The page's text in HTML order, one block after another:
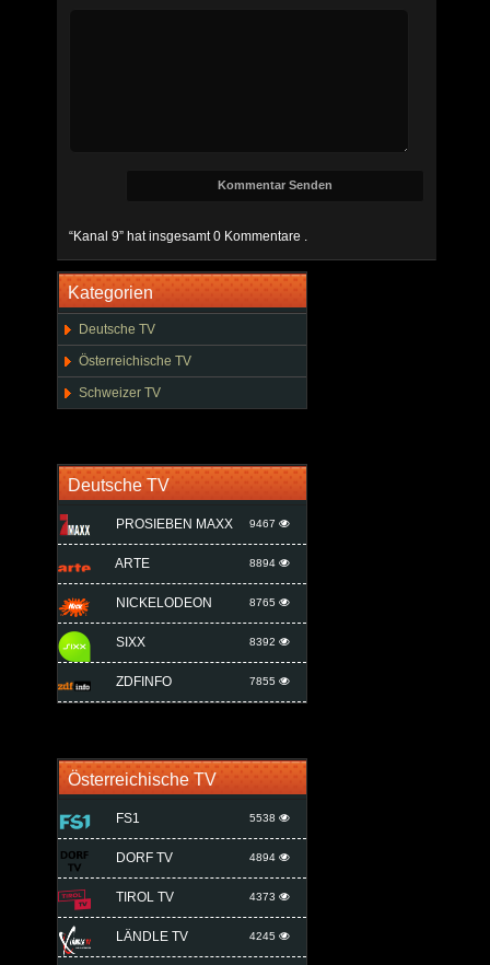
“Kanal 9” hat insgesamt 0 Kommentare .
Kategorien
Deutsche TV
Österreichische TV
Schweizer TV
Deutsche TV
PROSIEBEN MAXX 9467
ARTE 8894
NICKELODEON 8765
SIXX 8392
ZDFINFO 7855
Österreichische TV
FS1 5538
DORF TV 4894
TIROL TV 4373
LÄNDLE TV 4245